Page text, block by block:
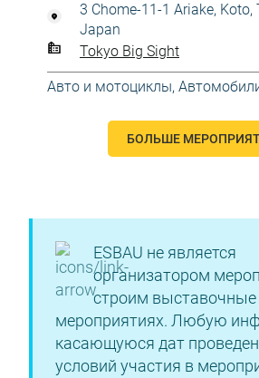
3 Chome-11-1 Ariake, Koto,
Japan
Tokyo Big Sight
Авто и мотоциклы,
БОЛЬШЕ
ESBAU не является
организатором
строим выставочные
мероприятиях. Любую
касающуюся дат
условий участия в